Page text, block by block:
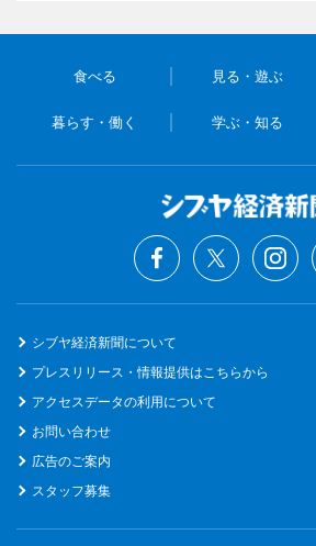
食べる 見る・遊ぶ
暮らす・働く 学ぶ・知る
シブヤ経済新聞について
プレスリリース・情報提供はこちらから
アクセスデータの利用について
お問い合わせ
広告のご案内
スタッフ募集